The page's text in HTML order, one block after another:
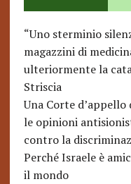
“Uno sterminio
magazzini di
ulteriormente la
Striscia
Una Corte
le opinioni
contro la
Perché Israele è
il mondo